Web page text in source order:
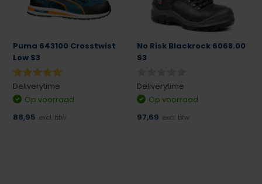
Puma 643100 Crosstwist
Low S3
Deliverytime
Op voorraad
88,95 excl. btw
No Risk Blackrock 6068.00
S3
Deliverytime
Op voorraad
97,69 excl. btw